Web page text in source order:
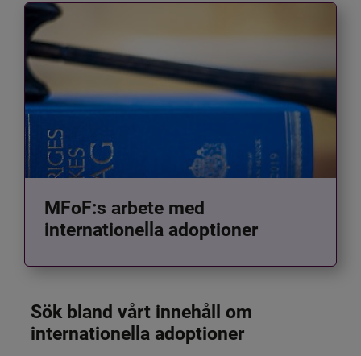
MFoF:s arbete med
internationella adoptioner
Sök bland vårt innehåll om
internationella adoptioner